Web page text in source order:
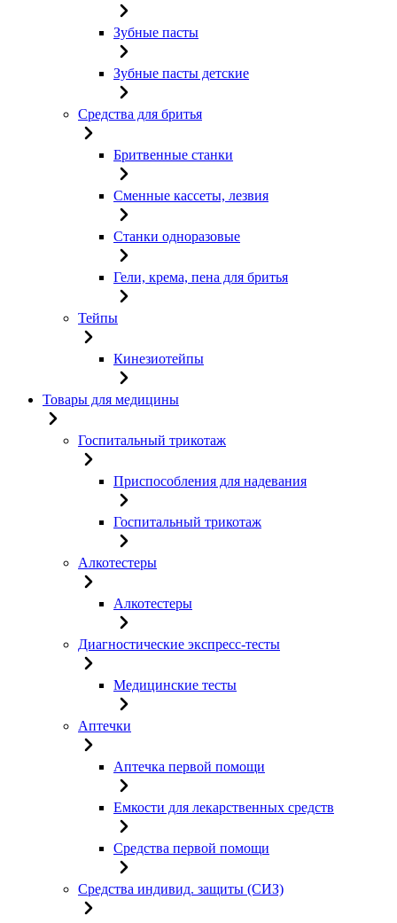
Зубные пасты
Зубные пасты детские
Средства для бритья
Бритвенные станки
Сменные кассеты, лезвия
Станки одноразовые
Гели, крема, пена для бритья
Тейпы
Кинезиотейпы
Товары для медицины
Госпитальный трикотаж
Приспособления для надевания
Госпитальный трикотаж
Алкотестеры
Алкотестеры
Диагностические экспресс-тесты
Медицинские тесты
Аптечки
Аптечка первой помощи
Емкости для лекарственных средств
Средства первой помощи
Средства индивид. защиты (СИЗ)